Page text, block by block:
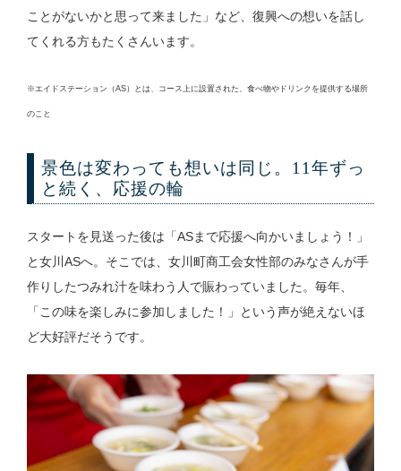
ことがないかと思って来ました」など、復興への想いを話し
てくれる方もたくさんいます。
※エイドステーション（AS）とは、コース上に設置された、食べ物やドリンクを提供する場所
のこと
景色は変わっても想いは同じ。11年ずっ
と続く、応援の輪
スタートを見送った後は「ASまで応援へ向かいましょう！」
と女川ASへ。そこでは、女川町商工会女性部のみなさんが手
作りしたつみれ汁を味わう人で賑わっていました。毎年、
「この味を楽しみに参加しました！」という声が絶えないほ
ど大好評だそうです。